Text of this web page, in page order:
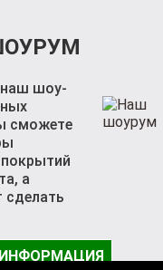
наш шоу-
сможете
а
сделать